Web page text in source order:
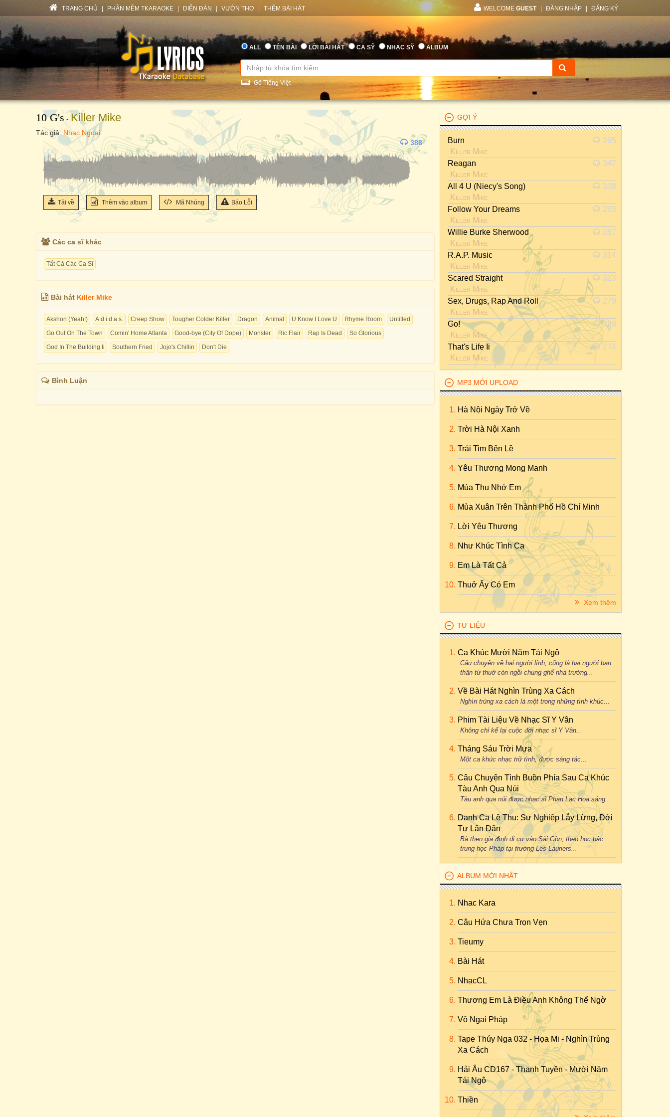
TRANG CHỦ PHẦN MỀM TKARAOKE DIỄN ĐÀN VƯỜN THƠ THÊM BÀI HÁT WELCOME GUEST ĐĂNG NHẬP ĐĂNG KÝ
ALL TÊN BÀI LỜI BÀI HÁT CA SỸ NHẠC SỸ ALBUM
Gõ Tiếng Việt
10 G's - Killer Mike
Tác giả: Nhạc Ngoại
388
Tải về Thêm vào album Mã Nhúng Báo Lỗi
Các ca sĩ khác
Tất Cả Các Ca Sĩ
Bài hát Killer Mike
Akshon (Yeah!) A.d.i.d.a.s. Creep Show Tougher Colder Killer Dragon Animal U Know I Love U Rhyme Room
Untitled
Go Out On The Town
Comin' Home Atlanta Good-bye (City Of Dope) Monster Ric Flair Rap Is Dead
So Glorious
God In The Building Ii
Southern Fried Jojo's Chillin Don't Die
Bình Luận
GỢI Ý
Burn
Killer Mike
295
Reagan
Killer Mike
347
All 4 U (Niecy's Song)
Killer Mike
338
Follow Your Dreams
Killer Mike
283
Willie Burke Sherwood
Killer Mike
287
R.a.p. Music
Killer Mike
314
Scared Straight
Killer Mike
323
Sex, Drugs, Rap And Roll
Killer Mike
279
Go!
Killer Mike
339
That's Life Ii
Killer Mike
274
MP3 MỚI UPLOAD
Hà Nội Ngày Trở Về
Trời Hà Nội Xanh
Trái Tim Bên Lề
Yêu Thương Mong Manh
Mùa Thu Nhớ Em
Mùa Xuân Trên Thành Phố Hồ Chí Minh
Lời Yêu Thương
Như Khúc Tình Ca
Em Là Tất Cả
Thuở Ấy Có Em
Xem thêm
TƯ LIỆU
Ca Khúc Mười Năm Tái Ngộ
Câu chuyện về hai người lính, cũng là hai người bạn
thân từ thuở còn ngồi chung ghế nhà trường...
Về Bài Hát Nghìn Trùng Xa Cách
Nghìn trùng xa cách là một trong những tình khúc...
Phim Tài Liệu Về Nhạc Sĩ Y Vân
Không chỉ kể lại cuộc đời nhạc sĩ Y Vân...
Tháng Sáu Trời Mưa
Một ca khúc nhạc trữ tình, được sáng tác...
Câu Chuyện Tình Buồn Phía Sau Ca Khúc
Tàu Anh Qua Núi
Tàu anh qua núi được nhạc sĩ Phan Lạc Hoa sáng...
Danh Ca Lệ Thu: Sự Nghiệp Lẫy Lừng, Đời
Tư Lận Đận
Bà theo gia đình di cư vào Sài Gòn, theo học bậc
trung học Pháp tại trường Les Lauriers...
ALBUM MỚI NHẤT
Nhac Kara
Câu Hứa Chưa Trọn Vẹn
Tieumy
Bài Hát
NhạcCL
Thương Em Là Điều Anh Không Thể Ngờ
Vô Ngại Pháp
Tape Thúy Nga 032 - Họa Mi - Nghìn Trùng
Xa Cách
Hải Âu CD167 - Thanh Tuyền - Mười Năm
Tái Ngộ
Thiền